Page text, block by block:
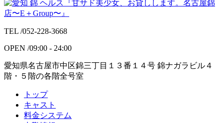
TEL /052-228-3668
OPEN /09:00 - 24:00
愛知県名古屋市中区錦三丁目１３番１４号 錦ナガラビル４
階・５階の各階全号室
トップ
キャスト
料金システム